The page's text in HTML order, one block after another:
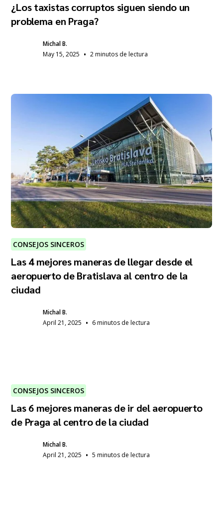
¿Los taxistas corruptos siguen siendo un
problema en Praga?
Michal B.
May 15, 2025 • 2 minutos de lectura
CONSEJOS SINCEROS
Las 4 mejores maneras de llegar desde el
aeropuerto de Bratislava al centro de la
ciudad
Michal B.
April 21, 2025 • 6 minutos de lectura
CONSEJOS SINCEROS
Las 6 mejores maneras de ir del aeropuerto
de Praga al centro de la ciudad
Michal B.
April 21, 2025 • 5 minutos de lectura